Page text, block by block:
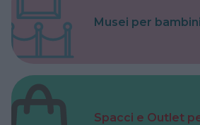
Musei per bambini
Spacci e Outlet